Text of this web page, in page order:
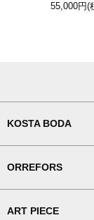
55,000円(
KOSTA BODA
ORREFORS
ART PIECE